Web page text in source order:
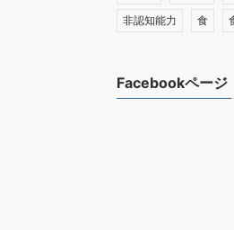
非認知能力 食
Facebookページ